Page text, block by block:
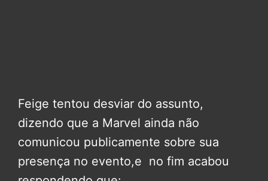
Feige tentou desviar do assunto,
dizendo que a Marvel ainda não
comunicou publicamente sobre sua
presença no evento,e no fim acabou